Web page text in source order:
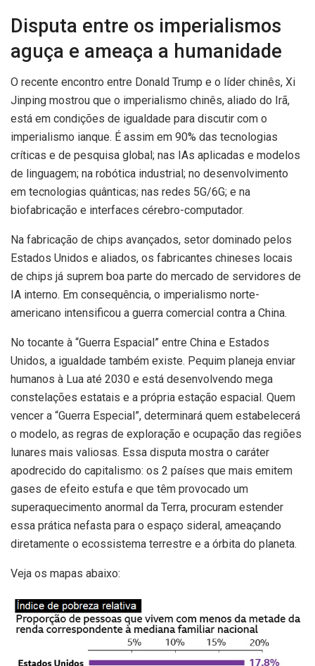
Disputa entre os imperialismos
aguça e ameaça a humanidade
O recente encontro entre Donald Trump e o líder chinês, Xi
Jinping mostrou que o imperialismo chinês, aliado do Irã,
está em condições de igualdade para discutir com o
imperialismo ianque. É assim em 90% das tecnologias
críticas e de pesquisa global; nas IAs aplicadas e modelos
de linguagem; na robótica industrial; no desenvolvimento
em tecnologias quânticas; nas redes 5G/6G; e na
biofabricação e interfaces cérebro-computador.
Na fabricação de chips avançados, setor dominado pelos
Estados Unidos e aliados, os fabricantes chineses locais
de chips já suprem boa parte do mercado de servidores de
IA interno. Em consequência, o imperialismo norte-
americano intensificou a guerra comercial contra a China.
No tocante à “Guerra Espacial” entre China e Estados
Unidos, a igualdade também existe. Pequim planeja enviar
humanos à Lua até 2030 e está desenvolvendo mega
constelações estatais e a própria estação espacial. Quem
vencer a “Guerra Especial”, determinará quem estabelecerá
o modelo, as regras de exploração e ocupação das regiões
lunares mais valiosas. Essa disputa mostra o caráter
apodrecido do capitalismo: os 2 países que mais emitem
gases de efeito estufa e que têm provocado um
superaquecimento anormal da Terra, procuram estender
essa prática nefasta para o espaço sideral, ameaçando
diretamente o ecossistema terrestre e a órbita do planeta.
Veja os mapas abaixo: